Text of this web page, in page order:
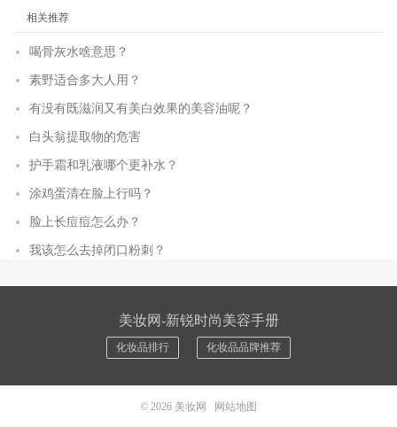
相关推荐
喝骨灰水啥意思？
素野适合多大人用？
有没有既滋润又有美白效果的美容油呢？
白头翁提取物的危害
护手霜和乳液哪个更补水？
涂鸡蛋清在脸上行吗？
脸上长痘痘怎么办？
我该怎么去掉闭口粉刺？
美妆网-新锐时尚美容手册
化妆品排行 化妆品品牌推荐
© 2026 美妆网 网站地图